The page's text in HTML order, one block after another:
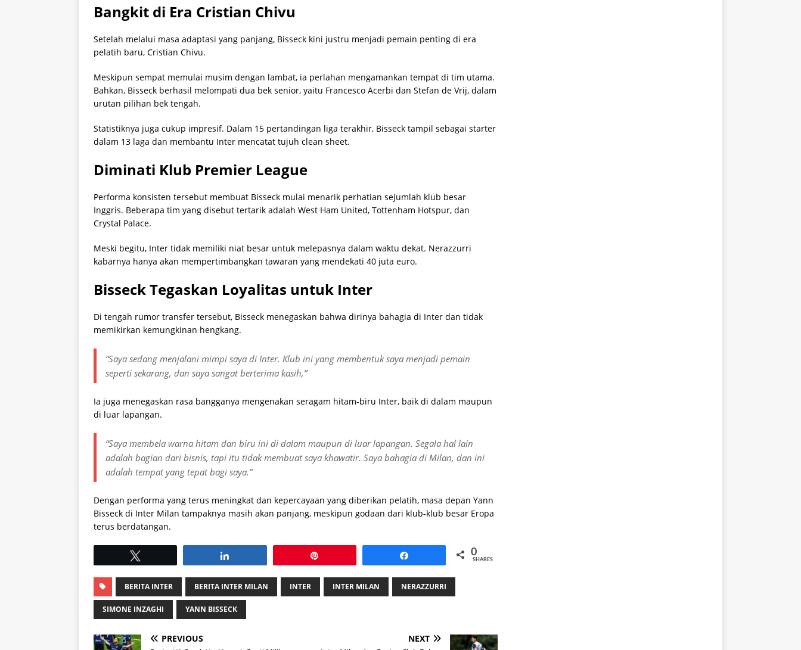
Bangkit di Era Cristian Chivu
Setelah melalui masa adaptasi yang panjang, Bisseck kini justru menjadi pemain penting di era
pelatih baru, Cristian Chivu.
Meskipun sempat memulai musim dengan lambat, ia perlahan mengamankan tempat di tim utama.
Bahkan, Bisseck berhasil melompati dua bek senior, yaitu Francesco Acerbi dan Stefan de Vrij, dalam
urutan pilihan bek tengah.
Statistiknya juga cukup impresif. Dalam 15 pertandingan liga terakhir, Bisseck tampil sebagai starter
dalam 13 laga dan membantu Inter mencatat tujuh clean sheet.
Diminati Klub Premier League
Performa konsisten tersebut membuat Bisseck mulai menarik perhatian sejumlah klub besar
Inggris. Beberapa tim yang disebut tertarik adalah West Ham United, Tottenham Hotspur, dan
Crystal Palace.
Meski begitu, Inter tidak memiliki niat besar untuk melepasnya dalam waktu dekat. Nerazzurri
kabarnya hanya akan mempertimbangkan tawaran yang mendekati 40 juta euro.
Bisseck Tegaskan Loyalitas untuk Inter
Di tengah rumor transfer tersebut, Bisseck menegaskan bahwa dirinya bahagia di Inter dan tidak
memikirkan kemungkinan hengkang.
“Saya sedang menjalani mimpi saya di Inter. Klub ini yang membentuk saya menjadi pemain
seperti sekarang, dan saya sangat berterima kasih,”
Ia juga menegaskan rasa bangganya mengenakan seragam hitam-biru Inter, baik di dalam maupun
di luar lapangan.
“Saya membela warna hitam dan biru ini di dalam maupun di luar lapangan. Segala hal lain
adalah bagian dari bisnis, tapi itu tidak membuat saya khawatir. Saya bahagia di Milan, dan ini
adalah tempat yang tepat bagi saya.”
Dengan performa yang terus meningkat dan kepercayaan yang diberikan pelatih, masa depan Yann
Bisseck di Inter Milan tampaknya masih akan panjang, meskipun godaan dari klub-klub besar Eropa
terus berdatangan.
0
SHARES
BERITA INTER BERITA INTER MILAN INTER INTER MILAN NERAZZURRI
SIMONE INZAGHI YANN BISSECK
PREVIOUS NEXT